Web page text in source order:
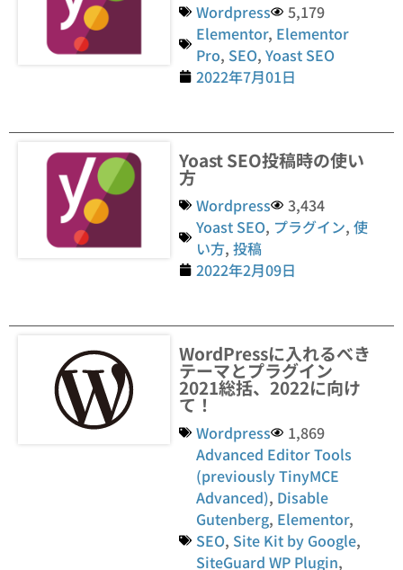
Wordpress
5,179
Elementor, Elementor
Pro, SEO,Yoast SEO
2022年7月01日
Yoast SEO投稿時の使い
方
Wordpress
3,434
Yoast SEO, プラグイン,使
い方,投稿
2022年2月09日
WordPressに入れるべき
テーマとプラグイン
2021総括、2022に向け
て！
Wordpress
1,869
Advanced Editor Tools
(previously TinyMCE
Advanced), Disable
Gutenberg, Elementor,
SEO, Site Kit by Google,
SiteGuard WP Plugin,